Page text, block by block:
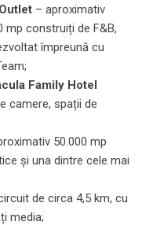
– aproximativ
mp construiți de F&B,
împreună cu
Family Hotel
camere, spații de
50.000 mp
și una dintre cele mai
de circa 4,5 km, cu
media;